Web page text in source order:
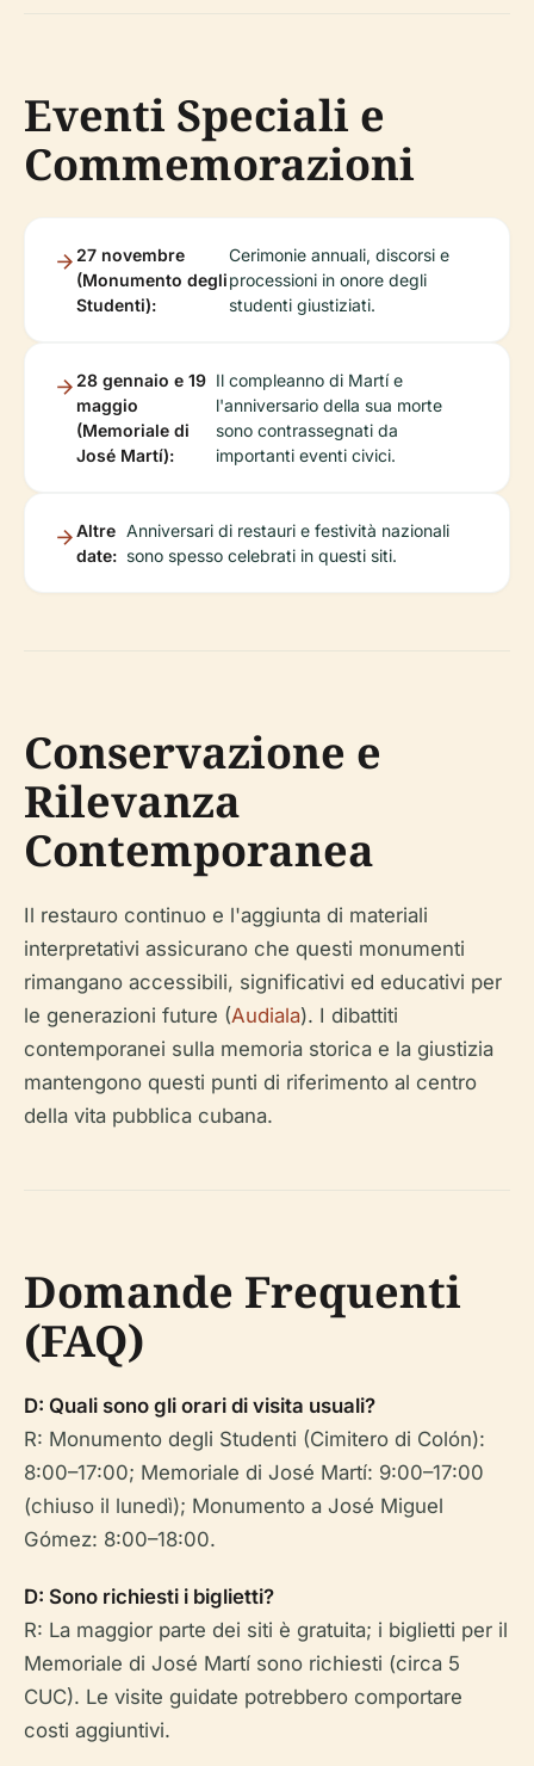
Eventi Speciali e
Commemorazioni
27 novembre
(Monumento degli
Studenti):
Cerimonie annuali, discorsi e
processioni in onore degli
studenti giustiziati.
28 gennaio e 19
maggio
(Memoriale di
José Martí):
Il compleanno di Martí e
l'anniversario della sua morte
sono contrassegnati da
importanti eventi civici.
Altre
date:
Anniversari di restauri e festività nazionali
sono spesso celebrati in questi siti.
Conservazione e
Rilevanza
Contemporanea
Il restauro continuo e l'aggiunta di materiali
interpretativi assicurano che questi monumenti
rimangano accessibili, significativi ed educativi per
le generazioni future (Audiala). I dibattiti
contemporanei sulla memoria storica e la giustizia
mantengono questi punti di riferimento al centro
della vita pubblica cubana.
Domande Frequenti
(FAQ)
D: Quali sono gli orari di visita usuali?
R: Monumento degli Studenti (Cimitero di Colón):
8:00–17:00; Memoriale di José Martí: 9:00–17:00
(chiuso il lunedì); Monumento a José Miguel
Gómez: 8:00–18:00.
D: Sono richiesti i biglietti?
R: La maggior parte dei siti è gratuita; i biglietti per il
Memoriale di José Martí sono richiesti (circa 5
CUC). Le visite guidate potrebbero comportare
costi aggiuntivi.